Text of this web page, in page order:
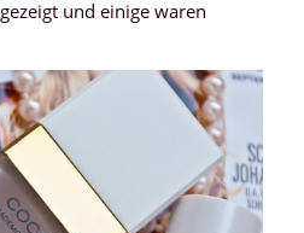
gezeigt und einige waren